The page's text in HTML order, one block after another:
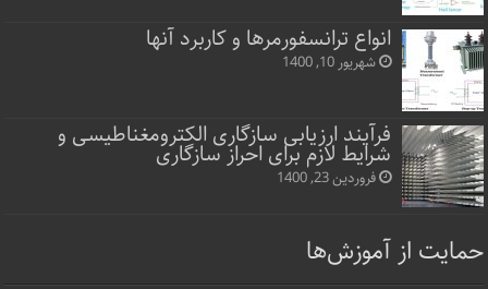
انواع ترانسفورمرها و کاربرد آنها
شهریور 10, 1400
فرآیند ارزیابی سازگاری الکترومغناطیسی و
شرایط لازم برای احراز سازگاری
فروردین 23, 1400
حمایت از آموزش‌ها